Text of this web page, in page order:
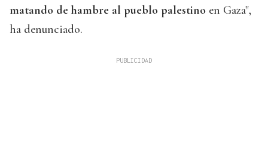
matando de hambre al pueblo palestino en Gaza",
ha denunciado.